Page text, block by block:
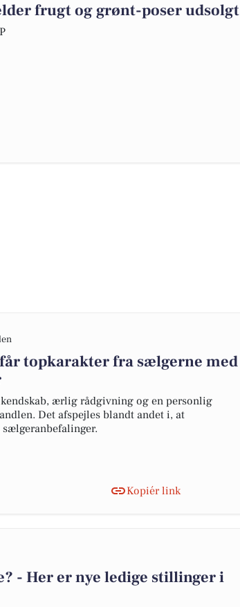
frugt og grønt-poser udsolgt
topkarakter fra sælgerne med
ærlig rådgivning og en personlig
Det afspejles blandt andet i, at
Kopiér link
- Her er nye ledige stillinger i